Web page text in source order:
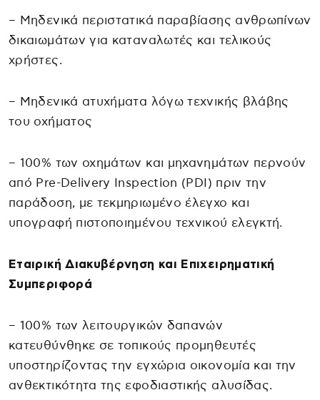
– Μηδενικά περιστατικά παραβίασης ανθρωπίνων
δικαιωμάτων για καταναλωτές και τελικούς
χρήστες.
– Μηδενικά ατυχήματα λόγω τεχνικής βλάβης
του οχήματος
– 100% των οχημάτων και μηχανημάτων περνούν
από Pre-Delivery Inspection (PDI) πριν την
παράδοση, με τεκμηριωμένο έλεγχο και
υπογραφή πιστοποιημένου τεχνικού ελεγκτή.
Εταιρική Διακυβέρνηση και Επιχειρηματική
Συμπεριφορά
– 100% των λειτουργικών δαπανών
κατευθύνθηκε σε τοπικούς προμηθευτές
υποστηρίζοντας την εγχώρια οικονομία και την
ανθεκτικότητα της εφοδιαστικής αλυσίδας.